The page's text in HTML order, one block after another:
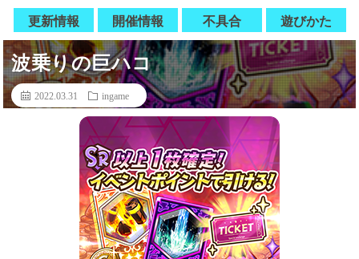
更新情報 開催情報 不具合 遊びかた
波乗りの巨ハコ
2022.03.31 ingame